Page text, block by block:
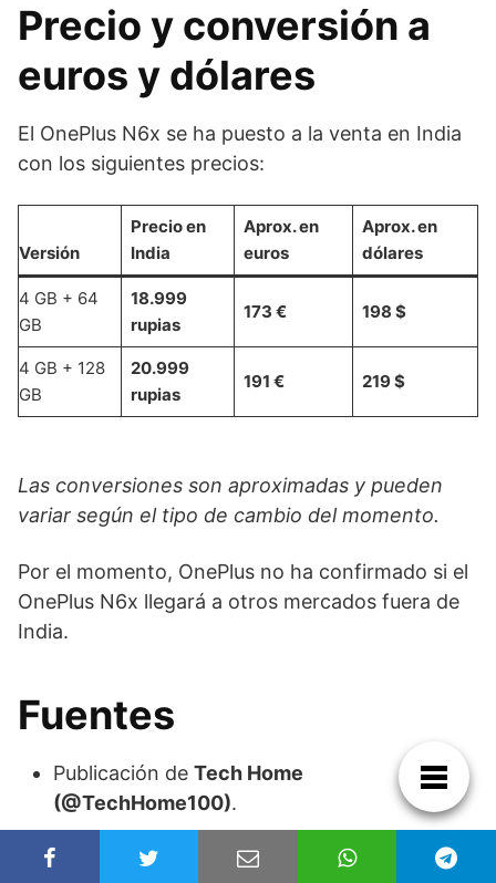
Precio y conversión a
euros y dólares
El OnePlus N6x se ha puesto a la venta en India
con los siguientes precios:
Versión
Precio en
India
Aprox. en
euros
Aprox. en
dólares
4 GB + 64
GB
18.999
rupias
173 € 198 $
4 GB + 128
GB
20.999
rupias
191 € 219 $
Las conversiones son aproximadas y pueden
variar según el tipo de cambio del momento.
Por el momento, OnePlus no ha confirmado si el
OnePlus N6x llegará a otros mercados fuera de
India.
Fuentes
Publicación de Tech Home
(@TechHome100).
Conversión de divisas basada en el tipo de